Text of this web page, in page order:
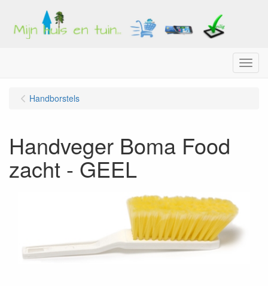
Menu
Handborstels
Handveger Boma Food
zacht - GEEL